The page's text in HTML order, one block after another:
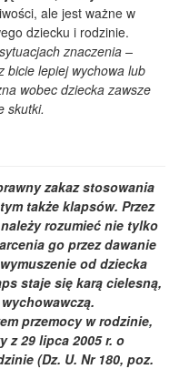
ale jest ważne w
dziecku i rodzinie.
znaczenia –
bicie lepiej wychowa lub
wobec dziecka zawsze
skutki.
zakaz stosowania
także klapsów. Przez
rozumieć nie tylko
go przez dawanie
od dziecka
staje się karą cielesną,
przemocy w rodzinie,
z 29 lipca 2005 r. o
(Dz. U. Nr 180, poz.